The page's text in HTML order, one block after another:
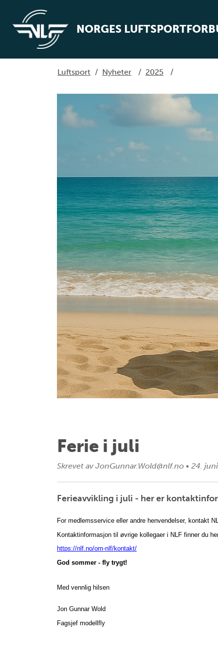
NORGES
Luftsport / Nyheter / 2025 /
Ferie i juli
Skrevet av JonGunnar.Wold@nlf.no • 24.
Ferieavvikling i juli - her er
For medlemsservice eller andre henvendelser, kontakt
Kontaktinformasjon til øvrige kollegaer i NLF finner du
https://nlf.no/om-nlf/kontakt/
God sommer - fly trygt!
Med vennlig hilsen
Jon Gunnar Wold
Fagsjef modellfly